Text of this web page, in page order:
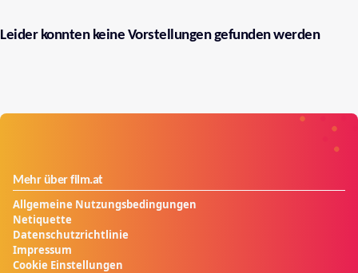
Leider konnten keine Vorstellungen gefunden werden
Mehr über film.at
Allgemeine Nutzungsbedingungen
Netiquette
Datenschutzrichtlinie
Impressum
Cookie Einstellungen